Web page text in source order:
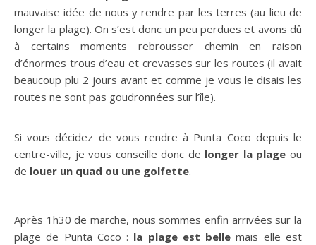
mauvaise idée de nous y rendre par les terres (au lieu de
longer la plage). On s’est donc un peu perdues et avons dû
à certains moments rebrousser chemin en raison
d’énormes trous d’eau et crevasses sur les routes (il avait
beaucoup plu 2 jours avant et comme je vous le disais les
routes ne sont pas goudronnées sur l’île).
Si vous décidez de vous rendre à Punta Coco depuis le
centre-ville, je vous conseille donc de longer la plage ou
de louer un quad ou une golfette.
Après 1h30 de marche, nous sommes enfin arrivées sur la
plage de Punta Coco : la plage est bellemais elle est